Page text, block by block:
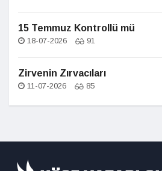
15 Temmuz Kontrollü mü
18-07-2026 91
Zirvenin Zırvacıları
11-07-2026 85